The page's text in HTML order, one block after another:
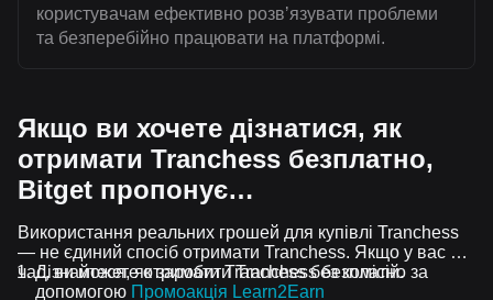
користувачам ефективно розвʼязувати проблеми
та безперебійно працювати на платформі.
Якщо ви хочете дізнатися, як
отримати Tranchess безплатно,
Bitget пропонує…
Використання реальних грошей для купівлі Tranchess
— не єдиний спосіб отримати Tranchess. Якщо у вас є
час, ви можете отримати Tranchess без комісій.
Дізнайтеся, як заробити Tranchess безплатно за
допомогою Промоакція Learn2Earn